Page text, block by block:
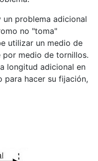
problema adicional
no "toma"
utilizar un medio de
medio de tornillos.
longitud adicional en
para hacer su fijación,